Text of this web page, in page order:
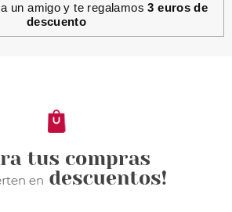
EUGENE PERMA
3.32€
a un amigo y te regalamos3 euros de
descuento